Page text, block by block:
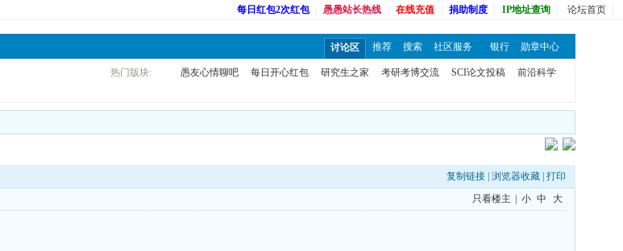
每日红包2次红包 愚愚站长热线 在线充值 捐助制度 IP地址查询 论坛首页
讨论区 推荐 搜索 社区服务 银行 勋章中心
热门版块: 愚友心情聊吧 每日开心红包 研究生之家 考研考博交流 SCI论文投稿 前沿科学
复制链接| 浏览器收藏| 打印
只看楼主 小 中 大